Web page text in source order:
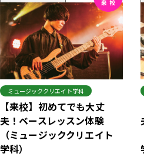
ミュージッククリエイト学科
【来校】初めてでも大丈
夫！ベースレッスン体験
（ミュージッククリエイト
学科）